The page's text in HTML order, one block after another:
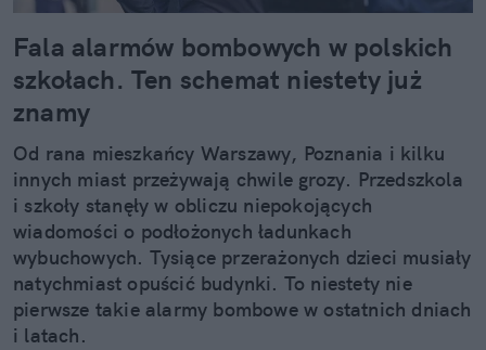
Fala alarmów bombowych w polskich
szkołach. Ten schemat niestety już
znamy
Od rana mieszkańcy Warszawy, Poznania i kilku
innych miast przeżywają chwile grozy. Przedszkola
i szkoły stanęły w obliczu niepokojących
wiadomości o podłożonych ładunkach
wybuchowych. Tysiące przerażonych dzieci musiały
natychmiast opuścić budynki. To niestety nie
pierwsze takie alarmy bombowe w ostatnich dniach
i latach.